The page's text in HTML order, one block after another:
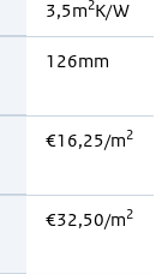
3,5m2K/W
126mm
€16,25/m2
€32,50/m2